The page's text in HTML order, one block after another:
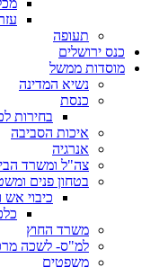
תעופה
כנס ירושלים
מוסדות ממשל
נשיא המדינה
כנסת
בחירות
איכות הסביבה
אנרגיה
צה"ל ומשרד
בטחון פנים
כיבוי אש
משרד החוץ
למ"ס- לשכה
משפטים